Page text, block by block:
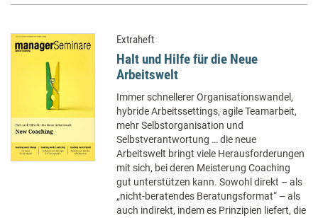
Extraheft
Halt und Hilfe für die Neue
Arbeitswelt
Immer schnellerer Organisationswandel,
hybride Arbeitssettings, agile Teamarbeit,
mehr Selbstorganisation und
Selbstverantwortung … die neue
Arbeitswelt bringt viele Herausforderungen
mit sich, bei deren Meisterung Coaching
gut unterstützen kann. Sowohl direkt – als
„nicht-beratendes Beratungsformat“ – als
auch indirekt, indem es Prinzipien liefert, die